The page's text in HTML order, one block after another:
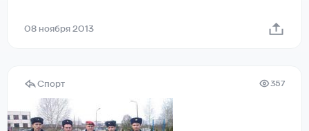
08 ноября 2013
Спорт 357